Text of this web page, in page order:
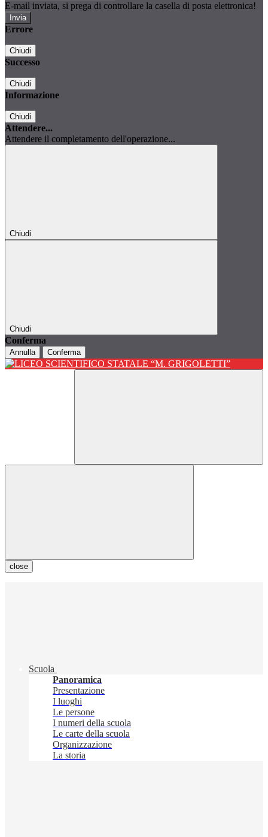
E-mail inviata, si prega di controllare la casella di posta elettronica!
Errore
Chiudi
Successo
Chiudi
Informazione
Chiudi
Attendere...
Attendere il completamento dell'operazione...
Chiudi
Chiudi
Conferma
Annulla Conferma
close
Scuola
Panoramica
Presentazione
I luoghi
Le persone
I numeri della scuola
Le carte della scuola
Organizzazione
La storia